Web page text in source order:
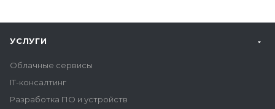
УСЛУГИ
Облачные сервисы
IT-консалтинг
Разработка ПО и устройств